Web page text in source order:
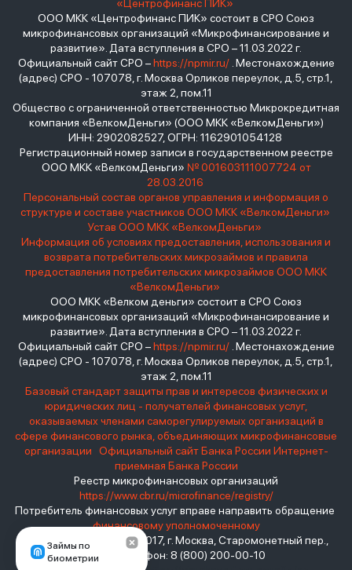
Займы по
биометрии
«Центрофинанс ПИК»
ООО МКК «Центрофинанс ПИК» состоит в СРО Союз
микрофинансовых организаций «Микрофинансирование и
развитие». Дата вступления в СРО – 11.03.2022 г.
Официальный сайт СРО –https://npmir.ru/. Местонахождение
(адрес) СРО - 107078, г. Москва Орликов переулок, д.5, стр.1,
этаж 2, пом.11
Общество с ограниченной ответственностью Микрокредитная
компания «ВелкомДеньги» (ООО МКК «ВелкомДеньги»)
ИНН: 2902082527, ОГРН: 1162901054128
Регистрационный номер записи в государственном реестре
ООО МКК «ВелкомДеньги» № 001603111007724 от
28.03.2016
Персональный состав органов управления и информация о
структуре и составе участников ООО МКК «ВелкомДеньги»
Устав ООО МКК «ВелкомДеньги»
Информация об условиях предоставления, использования и
возврата потребительских микрозаймов и правила
предоставления потребительских микрозаймов ООО МКК
«ВелкомДеньги»
ООО МКК «Велком деньги» состоит в СРО Союз
микрофинансовых организаций «Микрофинансирование и
развитие». Дата вступления в СРО – 11.03.2022 г.
Официальный сайт СРО –https://npmir.ru/. Местонахождение
(адрес) СРО - 107078, г. Москва Орликов переулок, д.5, стр.1,
этаж 2, пом.11
Базовый стандарт защиты прав и интересов физических и
юридических лиц - получателей финансовых услуг,
оказываемых членами саморегулируемых организаций в
сфере финансового рынка, объединяющих микрофинансовые
организации
Официальный сайт Банка России Интернет-
приемная Банка России
Реестр микрофинансовых организаций
https://www.cbr.ru/microfinance/registry/
Потребитель финансовых услуг вправе направить обращение
финансовому уполномоченному
Место нахождения: 119017, г. Москва, Старомонетный пер.,
дом 3 Телефон: 8 (800) 200-00-10